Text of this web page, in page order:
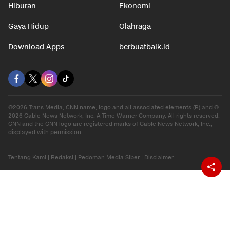
Hiburan Ekonomi
Gaya Hidup Olahraga
Download Apps berbuatbaik.id
©2026 Trans Media, CNN name, logo and all associated elements (R) and ©
2026 Cable News Network, Inc. A Time Warner Company. All rights reserved.
CNN and the CNN logo are registered marks of Cable News Network, Inc.,
displayed with permission.
Tentang Kami Redaksi Pedoman Media Siber Disclaimer